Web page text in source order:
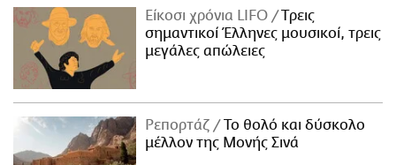
Είκοσι χρόνια LIFO
Tρεις
σημαντικοί Έλληνες μουσικοί, τρεις
μεγάλες απώλειες
Ρεπορτάζ
Το θολό και δύσκολο
μέλλον της Μονής Σινά